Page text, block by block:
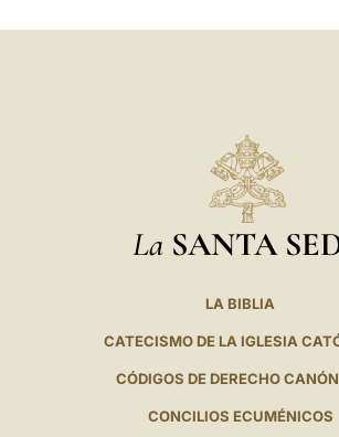
La SANTA
LA BIBLIA
CATECISMO DE LA IGLESIA
CÓDIGOS DE DERECHO
CONCILIOS ECUMÉNICOS